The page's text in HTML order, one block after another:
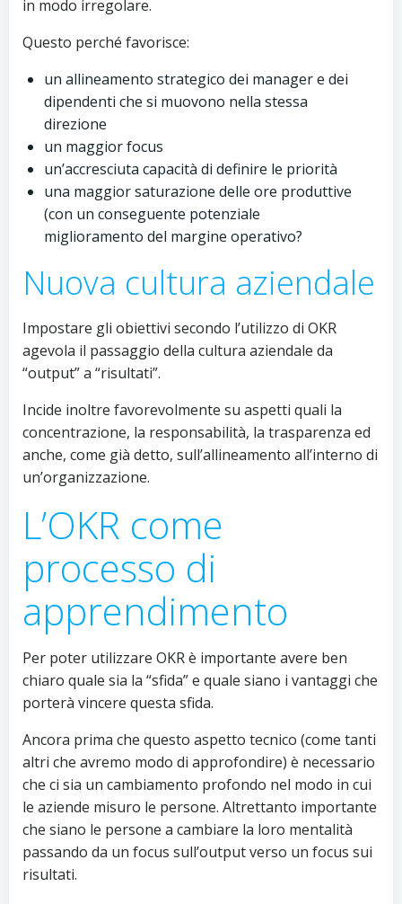
in modo irregolare.
Questo perché favorisce:
un allineamento strategico dei manager e dei
dipendenti che si muovono nella stessa
direzione
un maggior focus
un’accresciuta capacità di definire le priorità
una maggior saturazione delle ore produttive
(con un conseguente potenziale
miglioramento del margine operativo?
Nuova cultura aziendale
Impostare gli obiettivi secondo l’utilizzo di OKR
agevola il passaggio della cultura aziendale da
“output” a “risultati”.
Incide inoltre favorevolmente su aspetti quali la
concentrazione, la responsabilità, la trasparenza ed
anche, come già detto, sull’allineamento all’interno di
un’organizzazione.
L’OKR come
processo di
apprendimento
Per poter utilizzare OKR è importante avere ben
chiaro quale sia la “sfida” e quale siano i vantaggi che
porterà vincere questa sfida.
Ancora prima che questo aspetto tecnico (come tanti
altri che avremo modo di approfondire) è necessario
che ci sia un cambiamento profondo nel modo in cui
le aziende misuro le persone. Altrettanto importante
che siano le persone a cambiare la loro mentalità
passando da un focus sull’output verso un focus sui
risultati.